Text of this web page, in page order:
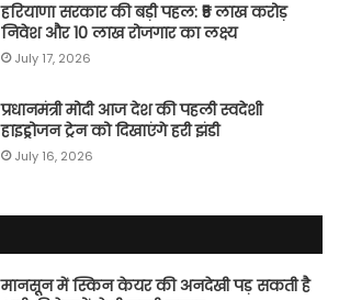
हरियाणा सरकार की बड़ी पहल: ₹5 लाख करोड़
निवेश और 10 लाख रोजगार का लक्ष्य
July 17, 2026
प्रधानमंत्री मोदी आज देश की पहली स्वदेशी
हाइड्रोजन ट्रेन को दिखाएंगे हरी झंडी
July 16, 2026
मानसून में स्किन केयर की अनदेखी पड़ सकती है